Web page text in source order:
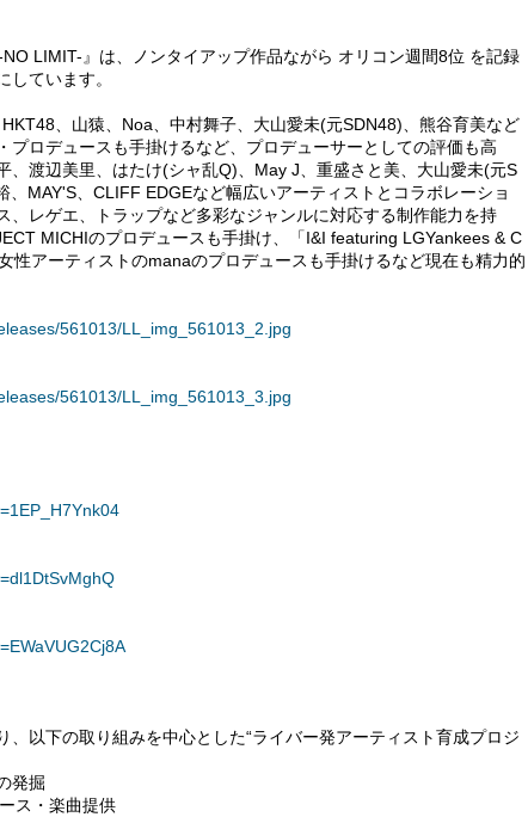
LIMIT-』は、ノンタイアップ作品ながら オリコン週間8位 を記録
しています。
、山猿、Noa、中村舞子、大山愛未(元SDN48)、熊谷育美など
プロデュースも手掛けるなど、プロデューサーとしての評価も高
、渡辺美里、はたけ(シャ乱Q)、May J、重盛さと美、大山愛未(元S
、MAY'S、CLIFF EDGEなど幅広いアーティストとコラボレーショ
、レゲエ、トラップなど多彩なジャンルに対応する制作能力を持
MICHIのプロデュースも手掛け、「I&I featuring LGYankees & C
性アーティストのmanaのプロデュースも手掛けるなど現在も精力的
561013/LL_img_561013_2.jpg
561013/LL_img_561013_3.jpg
、以下の取り組みを中心とした“ライバー発アーティスト育成プロジ
発掘
ス・楽曲提供